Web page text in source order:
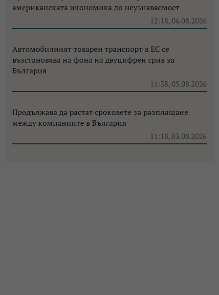
американската икономика до неузнаваемост
12:18, 06.08.2026
Автомобилният товарен транспорт в ЕС се
възстановява на фона на двуцифрен срив за
България
11:38, 05.08.2026
Продължава да растат сроковете за разплащане
между компаниите в България
11:18, 03.08.2026